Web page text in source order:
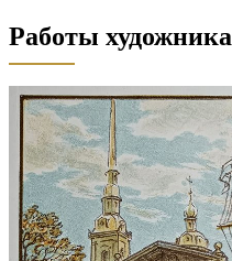
Работы художника